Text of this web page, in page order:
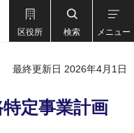
区役所 検索 メニュー
最終更新日 2026年4月1日
特定事業計画